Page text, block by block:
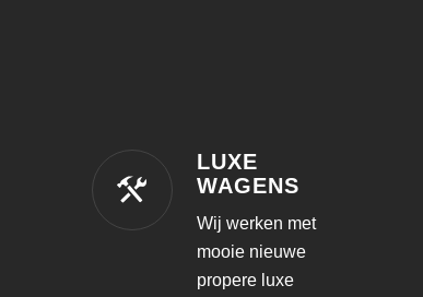
LUXE
WAGENS
Wij werken met
mooie nieuwe
propere luxe